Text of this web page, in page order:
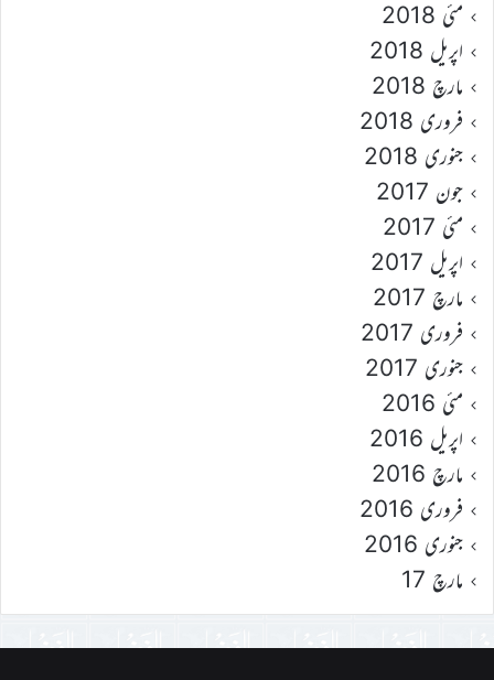
مئی 2018
اپریل 2018
مارچ 2018
فروری 2018
جنوری 2018
جون 2017
مئی 2017
اپریل 2017
مارچ 2017
فروری 2017
جنوری 2017
مئی 2016
اپریل 2016
مارچ 2016
فروری 2016
جنوری 2016
مارچ 17